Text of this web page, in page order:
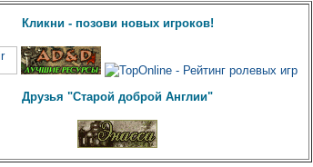
Кликни - позови новых игроков!
Друзья "Старой доброй Англии"